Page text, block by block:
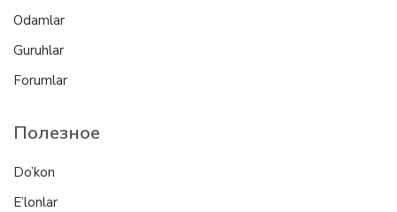
Odamlar
Guruhlar
Forumlar
Полезное
Do’kon
E’lonlar